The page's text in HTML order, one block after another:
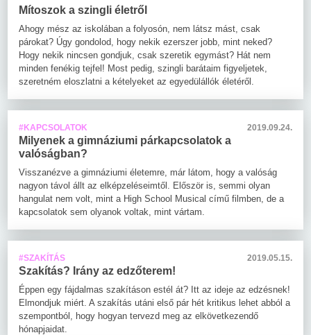
Mítoszok a szingli életről
Ahogy mész az iskolában a folyosón, nem látsz mást, csak
párokat? Úgy gondolod, hogy nekik ezerszer jobb, mint neked?
Hogy nekik nincsen gondjuk, csak szeretik egymást? Hát nem
minden fenékig tejfel! Most pedig, szingli barátaim figyeljetek,
szeretném eloszlatni a kételyeket az egyedülállók életéről.
#KAPCSOLATOK 2019.09.24.
Milyenek a gimnáziumi párkapcsolatok a
valóságban?
Visszanézve a gimnáziumi életemre, már látom, hogy a valóság
nagyon távol állt az elképzeléseimtől. Először is, semmi olyan
hangulat nem volt, mint a High School Musical című filmben, de a
kapcsolatok sem olyanok voltak, mint vártam.
#SZAKÍTÁS 2019.05.15.
Szakítás? Irány az edzőterem!
Éppen egy fájdalmas szakításon estél át? Itt az ideje az edzésnek!
Elmondjuk miért. A szakítás utáni első pár hét kritikus lehet abból a
szempontból, hogy hogyan tervezd meg az elkövetkezendő
hónapjaidat.